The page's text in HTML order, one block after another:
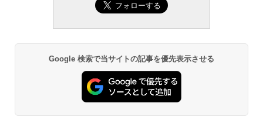
Google 検索で当サイトの記事を優先表示させる